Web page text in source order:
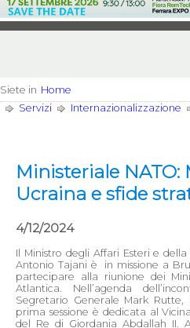
Siete in Home
Servizi
Internazionalizzazione
Ministeriale NATO:
Ucraina e sfide
4/12/2024
Il Ministro degli Affari Esteri e
Antonio Tajani è in missione a
partecipare alla riunione dei
Atlantica. Nell’agenda
Segretario Generale Mark
prima sessione è dedicata al
del Re di Giordania Abdallah II.